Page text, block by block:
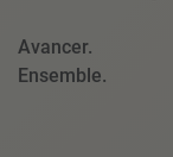
Avancer.
Ensemble.